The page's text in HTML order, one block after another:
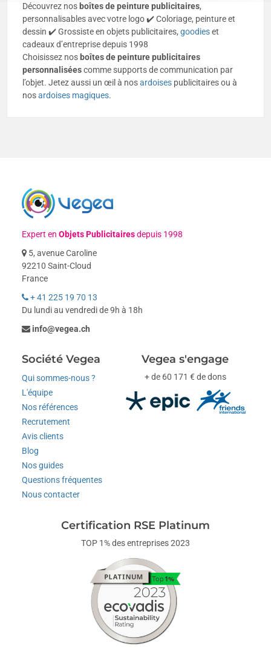
Découvrez nos boîtes de peinture publicitaires,
personnalisables avec votre logo ✔️ Coloriage, peinture et
dessin ✔️ Grossiste en objets publicitaires,goodieset
cadeaux d’entreprise depuis 1998
Choisissez nos boîtes de peinturepublicitaires
personnaliséescomme supports de communication par
l’objet. Jetez aussi un œil à nosardoises publicitaires ou à
nosardoises magiques.
Expert enObjets Publicitairesdepuis 1998
5, avenue Caroline
92210 Saint-Cloud
France
+ 41 225 19 70 13
Du lundi au vendredi de 9h à 18h
info@vegea.ch
Société Vegea
Qui sommes-nous ?
L'équipe
Nos références
Recrutement
Avis clients
Blog
Nos guides
Questions fréquentes
Nous contacter
Vegea s'engage
+ de 60 171 € de dons
Certification RSE Platinum
TOP 1% des entreprises 2023